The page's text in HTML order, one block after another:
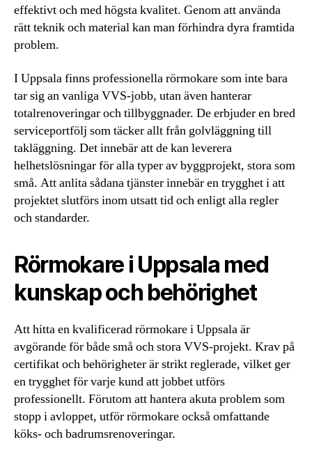
effektivt och med högsta kvalitet. Genom att använda
rätt teknik och material kan man förhindra dyra framtida
problem.
I Uppsala finns professionella rörmokare som inte bara
tar sig an vanliga VVS-jobb, utan även hanterar
totalrenoveringar och tillbyggnader. De erbjuder en bred
serviceportfölj som täcker allt från golvläggning till
takläggning. Det innebär att de kan leverera
helhetslösningar för alla typer av byggprojekt, stora som
små. Att anlita sådana tjänster innebär en trygghet i att
projektet slutförs inom utsatt tid och enligt alla regler
och standarder.
Rörmokare i Uppsala med
kunskap och behörighet
Att hitta en kvalificerad rörmokare i Uppsala är
avgörande för både små och stora VVS-projekt. Krav på
certifikat och behörigheter är strikt reglerade, vilket ger
en trygghet för varje kund att jobbet utförs
professionellt. Förutom att hantera akuta problem som
stopp i avloppet, utför rörmokare också omfattande
köks- och badrumsrenoveringar.